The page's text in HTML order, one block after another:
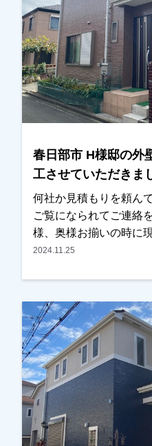
になったと非常に喜ん
ありがとうございまし
田市、吉川市、草加市
塗装をお考えのお客様
丈夫です！現地調査、
行っております。また
も、無金利ローンも取
遠慮なくお申しつけく
春日部市 H様邸の外
工させていただきま
何社か見積もりを頼ん
ご覧になられてご連絡
様、奥様お揃いの時に
にされているところや
色にこだわりをお持ち
シミュレーションを作
きました。その中のひ
と、お見積りも予算内
かったとの事で任せて
をご覧になられて奥様
おっしゃっていただい
す。ありがとうござい
市・野田市・吉川市・
2024.11.25